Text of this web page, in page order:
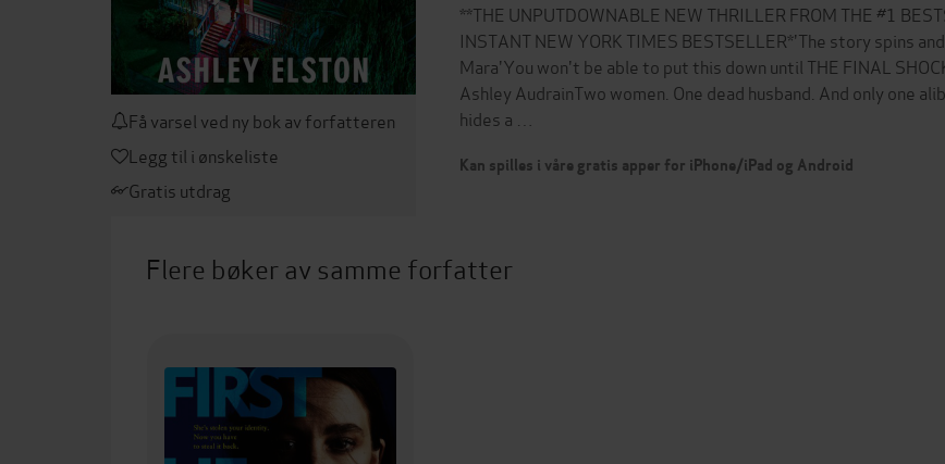
Få varsel ved ny bok av forfatteren
Legg til i ønskeliste
Gratis utdrag
**THE UNPUTDOWNABLE NEW THRILLER FROM THE #1
INSTANT NEW YORK TIMES BESTSELLER*'The story spins
Mara'You won't be able to put this down until THE FINAL
Ashley AudrainTwo women. One dead husband. And only one
hides a …
Kan spilles i våre gratis apper for iPhone/iPad og Android
Flere bøker av samme forfatter